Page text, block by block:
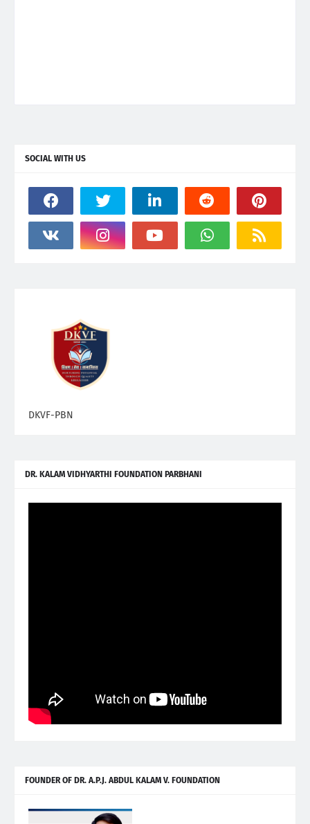
SOCIAL WITH US
DKVF-PBN
DR. KALAM VIDHYARTHI FOUNDATION PARBHANI
FOUNDER OF DR. A.P.J. ABDUL KALAM V. FOUNDATION